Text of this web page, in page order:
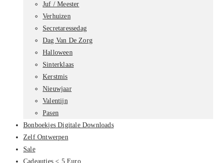
Juf / Meester
Verhuizen
Secretaressedag
Dag Van De Zorg
Halloween
Sinterklaas
Kerstmis
Nieuwjaar
Valentijn
Pasen
Bonboekjes Digitale Downloads
Zelf Ontwerpen
Sale
Cadeautjes < 5 Euro